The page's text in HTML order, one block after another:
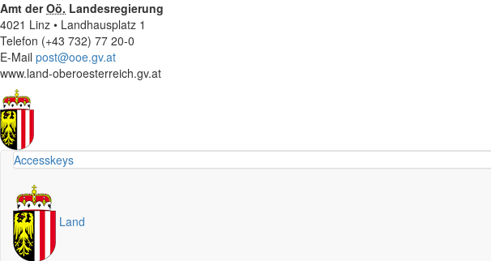
Amt derOö. Landesregierung
4021 Linz • Landhausplatz 1
Telefon (+43 732) 77 20-0
E-Mail post@ooe.gv.at
www.land-oberoesterreich.gv.at
Accesskeys
Land